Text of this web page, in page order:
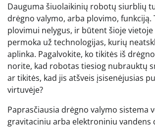
Dauguma šiuolaikinių robotų siurblių
drėgno valymo, arba plovimo, funkciją.
plovimui nelygus, ir būtent šioje
permoka už technologijas, kurių
aplinka. Pagalvokite, ko tikitės iš
norite, kad robotas tiesiog nubrauktų
ar tikitės, kad jis atšveis įsisenėjusias
virtuvėje?
Paprasčiausia drėgno valymo sistema
gravitaciniu arba elektroniniu vandens